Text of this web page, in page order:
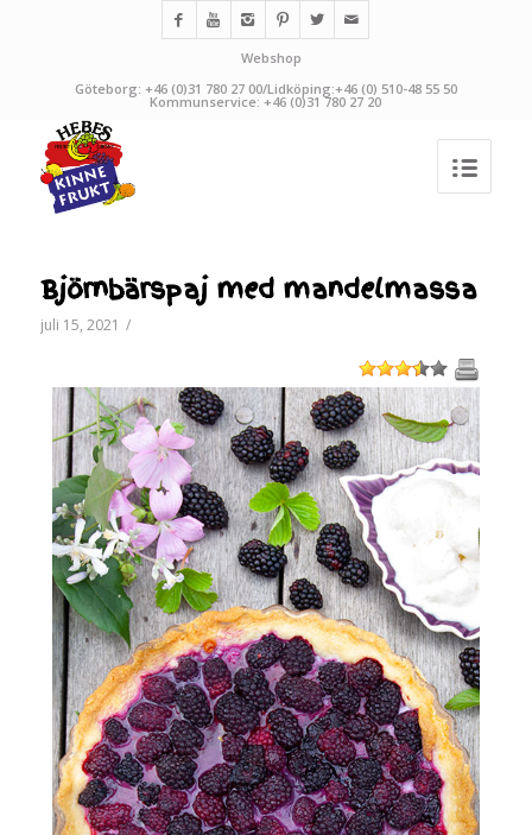
Webshop
Göteborg: +46 (0)31 780 27 00/Lidköping:+46 (0) 510-48 55 50
Kommunservice: +46 (0)31 780 27 20
Björnbärspaj med mandelmassa
juli 15, 2021 /
1 2 3 4 5